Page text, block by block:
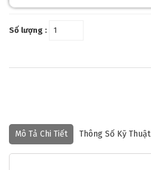
Số lượng :
Mô Tả Chi Tiết Thông Số Kỹ Thuật